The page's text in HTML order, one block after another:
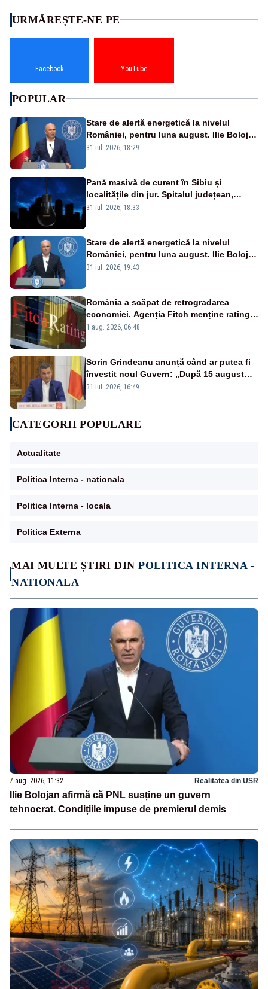
MAI MULTE ȘTIRI DINPOLITICA INTERNA -
NATIONALA
7 aug. 2026, 11:32 Realitatea din USR
Ilie Bolojan afirmă că PNL susține un guvern
tehnocrat. Condițiile impuse de premierul demis
URMĂREȘTE-NE PE
Facebook YouTube
POPULAR
Stare de alertă energetică la nivelul
României, pentru luna august. Ilie Bolojan
a anunțat importuri și posibile restricții –
31 iul. 2026, 18:29
Pană masivă de curent în Sibiu și
localitățile din jur. Spitalul județean,
semafoarele, rețelele de telefonie, grav
31 iul. 2026, 18:33
Stare de alertă energetică la nivelul
României, pentru luna august. Ilie Bolojan
a anunțat importuri și posibile restricții –
31 iul. 2026, 19:43
România a scăpat de retrogradarea
economiei. Agenția Fitch menține ratingul
„BBB-” cu perspectivă negativă
1 aug. 2026, 06:48
Sorin Grindeanu anunță când ar putea fi
învestit noul Guvern: „După 15 august
sunt șanse mai mari”
31 iul. 2026, 16:49
CATEGORII POPULARE
Actualitate
Politica Interna - nationala
Politica Interna - locala
Politica Externa